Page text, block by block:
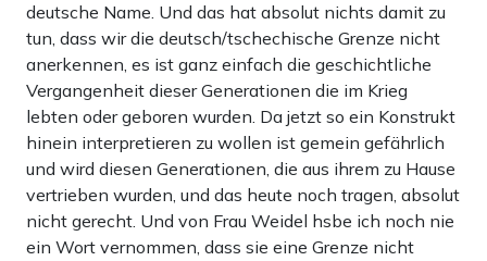
deutsche Name. Und das hat absolut nichts damit zu
tun, dass wir die deutsch/tschechische Grenze nicht
anerkennen, es ist ganz einfach die geschichtliche
Vergangenheit dieser Generationen die im Krieg
lebten oder geboren wurden. Da jetzt so ein Konstrukt
hinein interpretieren zu wollen ist gemein gefährlich
und wird diesen Generationen, die aus ihrem zu Hause
vertrieben wurden, und das heute noch tragen, absolut
nicht gerecht. Und von Frau Weidel hsbe ich noch nie
ein Wort vernommen, dass sie eine Grenze nicht